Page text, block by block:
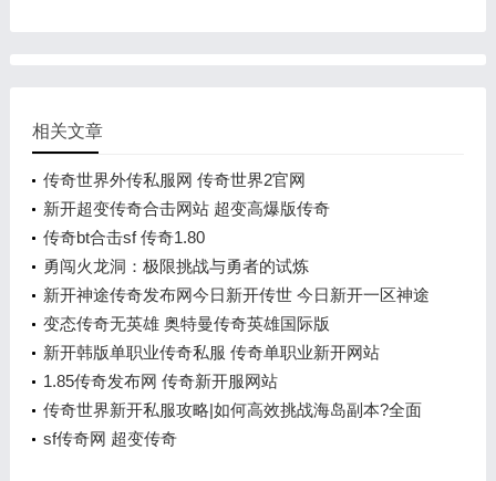
相关文章
传奇世界外传私服网 传奇世界2官网
新开超变传奇合击网站 超变高爆版传奇
传奇bt合击sf 传奇1.80
勇闯火龙洞：极限挑战与勇者的试炼
新开神途传奇发布网今日新开传世 今日新开一区神途
手游
变态传奇无英雄 奥特曼传奇英雄国际版
新开韩版单职业传奇私服 传奇单职业新开网站
1.85传奇发布网 传奇新开服网站
传奇世界新开私服攻略|如何高效挑战海岛副本?全面
打法解析!
sf传奇网 超变传奇